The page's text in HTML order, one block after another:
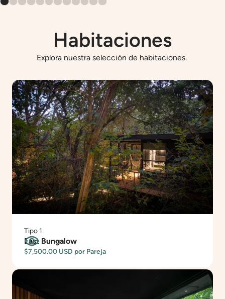
Habitaciones
Explora nuestra selección de habitaciones.
Tipo 1
East Bungalow
$7,500.00 USD por Pareja